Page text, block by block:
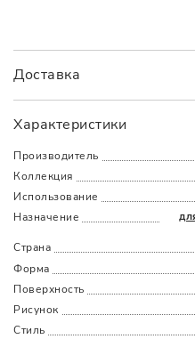
Характеристики
Производитель
Коллекция
Использование
Назначение
Страна
Форма
Поверхность
Рисунок
Стиль
Доставка
Доставка
Наличыми